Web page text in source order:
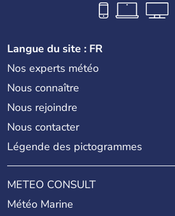
Langue du site : FR
Nos experts météo
Nous connaître
Nous rejoindre
Nous contacter
Légende des pictogrammes
METEO CONSULT
Météo Marine